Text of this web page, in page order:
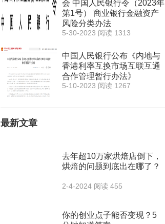
会 中国人民银行令（2023年
第1号） 商业银行金融资产
风险分类办法
5-30-2023 阅读 1313
中国人民银行公布《内地与
香港利率互换市场互联互通
合作管理暂行办法》
5-10-2023 阅读 1267
最新文章
去年超10万家烘焙店倒下，
烘焙的问题到底出在哪了？
2-4-2024 阅读 455
你的创业点子能否变现？5